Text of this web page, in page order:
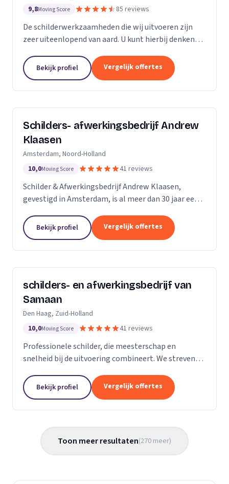
9,8Moving Score 85 reviews
De schilderwerkzaamheden die wij uitvoeren zijn
zeer uiteenlopend van aard. U kunt hierbij denken
bedrijfspanden en overig onroerend goed. Het
maakt...
Bekijk profiel Vergelijk offertes
Schilders- afwerkingsbedrijf Andrew
Klaasen
Amsterdam, Noord-Holland
10,0Moving Score 41 reviews
Schilder & Afwerkingsbedrijf Andrew Klaasen,
gevestigd in Amsterdam, is al meer dan 30 jaar een
van ervaren professionals brengt kleur en leven in...
Bekijk profiel Vergelijk offertes
schilders- en afwerkingsbedrijf van
Samaan
Den Haag, Zuid-Holland
10,0Moving Score 41 reviews
Professionele schilder, die meesterschap en
snelheid bij de uitvoering combineert. We streven
flexibiliteit, onderscheidende kwaliteit en
concurrerende...
Bekijk profiel Vergelijk offertes
Toon meer resultaten(270 meer)